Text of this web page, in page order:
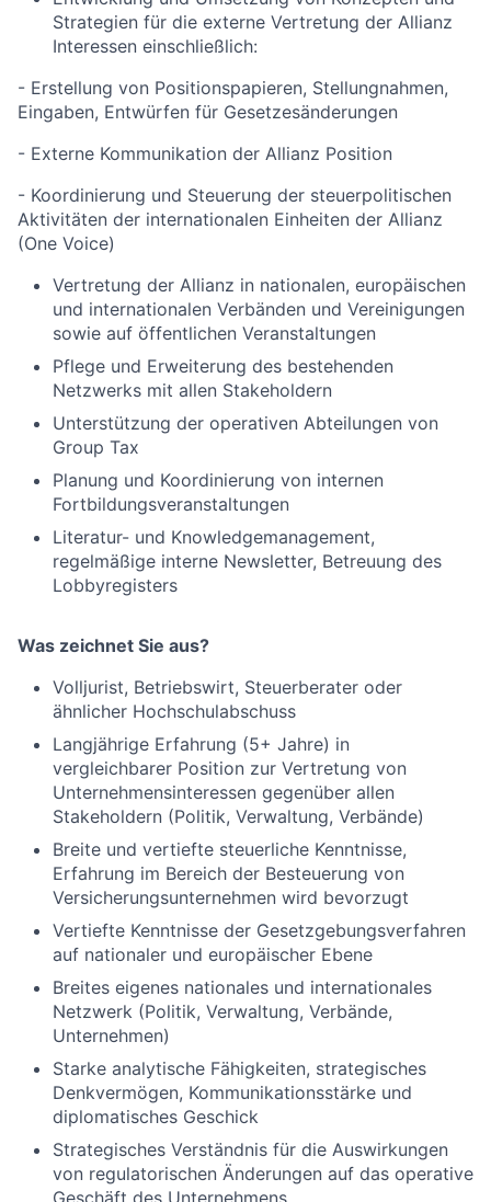
Strategien für die externe Vertretung der Allianz
Interessen einschließlich:
- Erstellung von Positionspapieren, Stellungnahmen,
Eingaben, Entwürfen für Gesetzesänderungen
- Externe Kommunikation der Allianz Position
- Koordinierung und Steuerung der steuerpolitischen
Aktivitäten der internationalen Einheiten der Allianz
(One Voice)
Vertretung der Allianz in nationalen, europäischen
und internationalen Verbänden und Vereinigungen
sowie auf öffentlichen Veranstaltungen
Pflege und Erweiterung des bestehenden
Netzwerks mit allen Stakeholdern
Unterstützung der operativen Abteilungen von
Group Tax
Planung und Koordinierung von internen
Fortbildungsveranstaltungen
Literatur- und Knowledgemanagement,
regelmäßige interne Newsletter, Betreuung des
Lobbyregisters
Was zeichnet Sie aus?
Volljurist, Betriebswirt, Steuerberater oder
ähnlicher Hochschulabschuss
Langjährige Erfahrung (5+ Jahre) in
vergleichbarer Position zur Vertretung von
Unternehmensinteressen gegenüber allen
Stakeholdern (Politik, Verwaltung, Verbände)
Breite und vertiefte steuerliche Kenntnisse,
Erfahrung im Bereich der Besteuerung von
Versicherungsunternehmen wird bevorzugt
Vertiefte Kenntnisse der Gesetzgebungsverfahren
auf nationaler und europäischer Ebene
Breites eigenes nationales und internationales
Netzwerk (Politik, Verwaltung, Verbände,
Unternehmen)
Starke analytische Fähigkeiten, strategisches
Denkvermögen, Kommunikationsstärke und
diplomatisches Geschick
Strategisches Verständnis für die Auswirkungen
von regulatorischen Änderungen auf das operative
Geschäft des Unternehmens